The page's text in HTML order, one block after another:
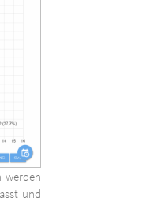
werden
und